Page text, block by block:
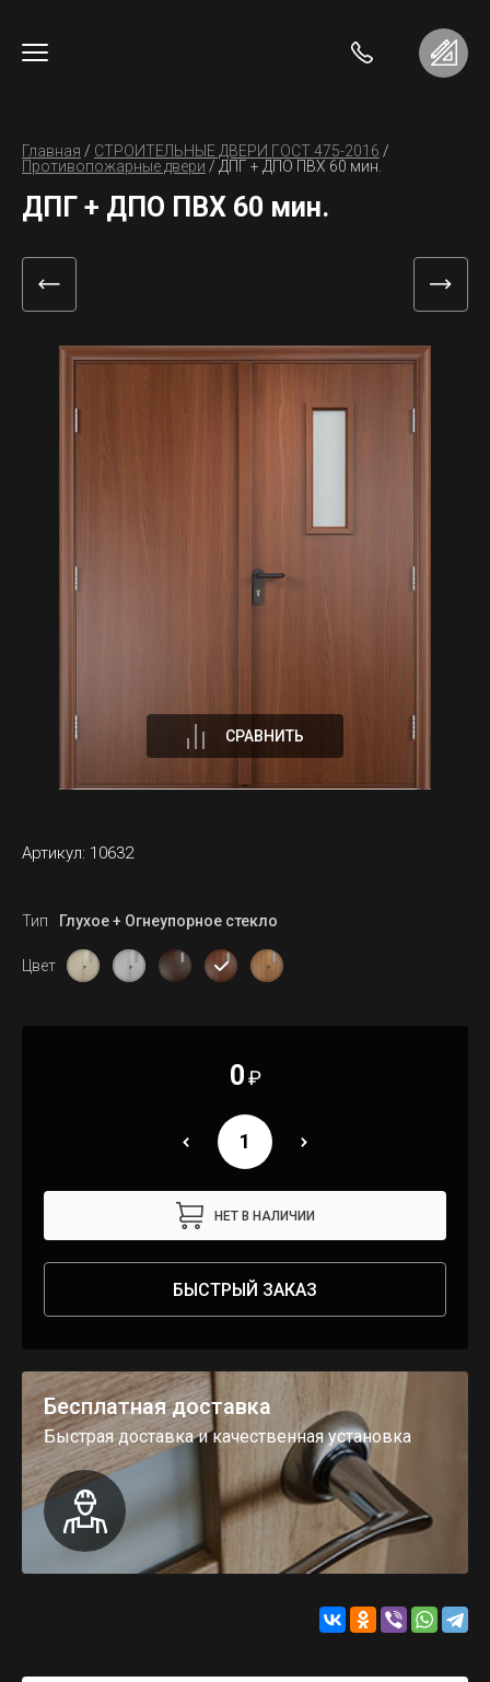
Главная / СТРОИТЕЛЬНЫЕ ДВЕРИ ГОСТ 475-2016
Противопожарные двери / ДПГ + ДПО ПВХ 60 мин.
ДПГ + ДПО ПВХ 60 мин.
СРАВНИТЬ
Артикул: 10632
Тип Глухое + Огнеупорное стекло
Цвет
0₽
НЕТ В НАЛИЧИИ
БЫСТРЫЙ ЗАКАЗ
Бесплатная доставка
Быстрая доставка и качественная установка